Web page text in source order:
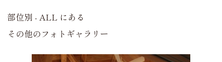
部位別 - ALL にある
その他のフォトギャラリー